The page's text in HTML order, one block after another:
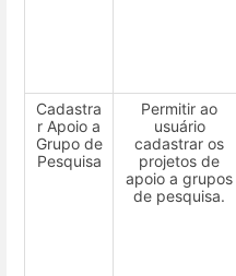
Cadastra
r Apoio a
Grupo de
Pesquisa
Permitir ao
usuário
cadastrar os
projetos de
apoio a grupos
de pesquisa.